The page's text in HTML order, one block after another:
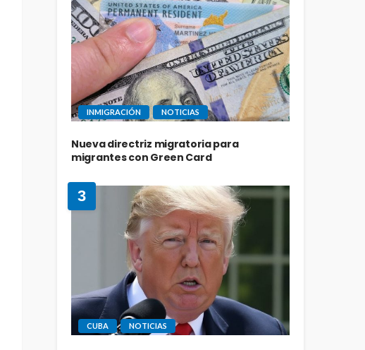
INMIGRACIÓN NOTICIAS
Nueva directriz migratoria para
migrantes con Green Card
3
CUBA NOTICIAS